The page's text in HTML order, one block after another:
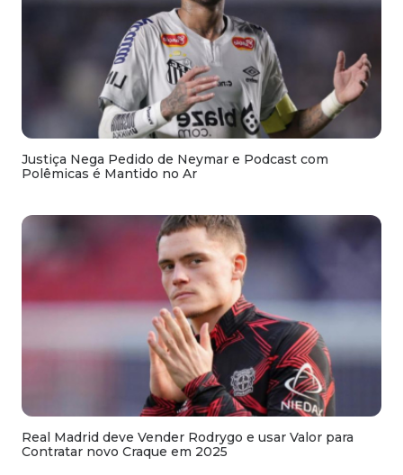
Justiça Nega Pedido de Neymar e Podcast com
Polêmicas é Mantido no Ar
Real Madrid deve Vender Rodrygo e usar Valor para
Contratar novo Craque em 2025